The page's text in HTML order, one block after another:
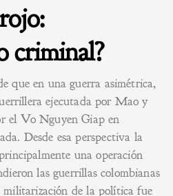
criminal?
que en una guerra asimétrica,
ejecutada por Mao y
el Vo Nguyen Giap en
Desde esa perspectiva la
una operación
las guerrillas colombianas
de la política fue